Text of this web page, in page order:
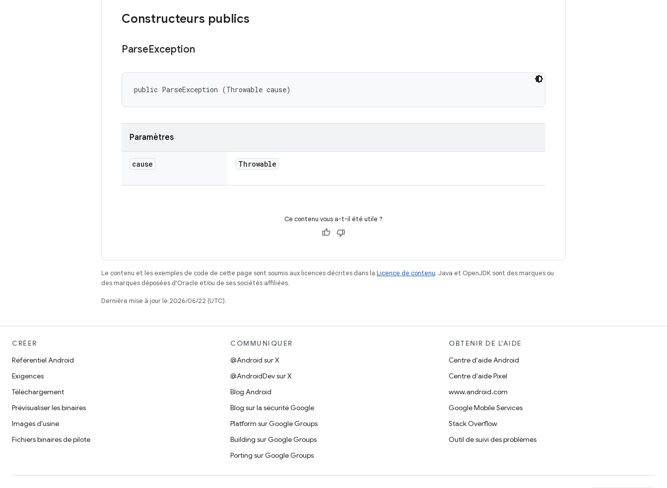
Constructeurs publics
ParseException
public ParseException (Throwable cause)
Paramètres
cause Throwable
Ce contenu vous a-t-il été utile ?
Le contenu et les exemples de code de cette page sont soumis aux licences décrites dans la Licence de contenu. Java et OpenJDK sont des marques ou
des marques déposées d'Oracle et/ou de ses sociétés affiliées.
Dernière mise à jour le 2026/06/22 (UTC).
CRÉER
Référentiel Android
Exigences
Téléchargement
Prévisualiser les binaires
Images d'usine
Fichiers binaires de pilote
COMMUNIQUER
@Android sur X
@AndroidDev sur X
Blog Android
Blog sur la sécurité Google
Platform sur Google Groups
Building sur Google Groups
Porting sur Google Groups
OBTENIR DE L'AIDE
Centre d'aide Android
Centre d'aide Pixel
www.android.com
Google Mobile Services
Stack Overflow
Outil de suivi des problèmes